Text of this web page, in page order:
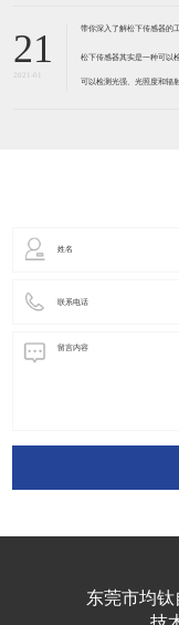
器是利用相应材料的浆料，
21
2021-01
带你深入了解松下传感器的
松下传感器其实是一种可以
可以检测光强、光照度和辐
东莞市均